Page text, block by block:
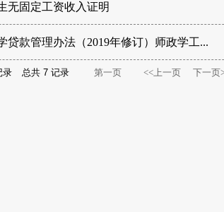
无固定工资收入证明
贷款管理办法（2019年修订）师政学工...
总共 7记录 第一页 <<上一页 下一页